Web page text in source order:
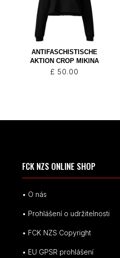
ANTIFASCHISTISCHE
AKTION CROP MIKINA
£ 50.00
FCK NZS ONLINE SHOP
• O nás
• Prohlášení o udržitelnosti
• FCK NZS Copyright
• EU GPSR prohlášení